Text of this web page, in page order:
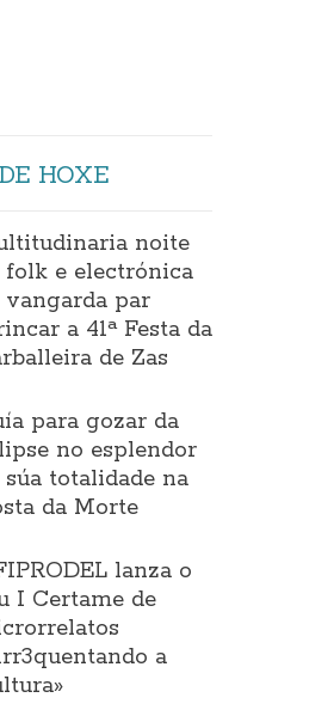
HOXE
noite
folk e electrónica
vangarda par
a 41ª Festa da
de Zas
para gozar da
no esplendor
súa totalidade na
da Morte
lanza o
I Certame de
a